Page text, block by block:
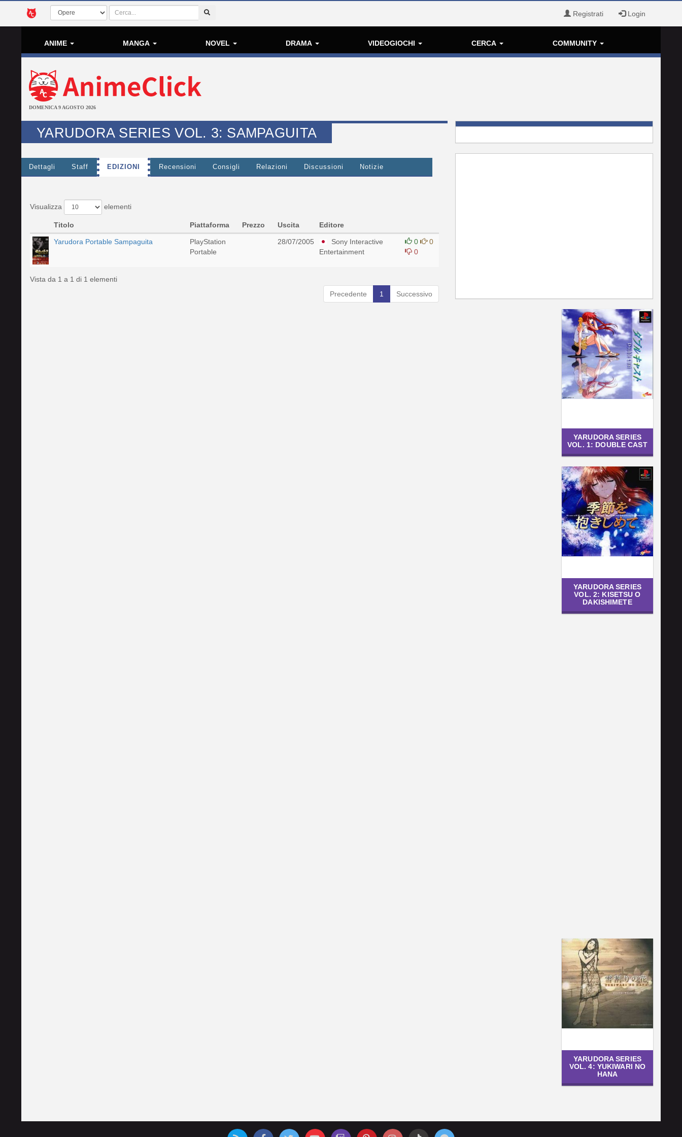
Registrati Login
ANIME MANGA NOVEL DRAMA VIDEOGIOCHI CERCA COMMUNITY
DOMENICA 9 AGOSTO 2026
YARUDORA SERIES VOL. 3: SAMPAGUITA
Dettagli Staff EDIZIONI Recensioni Consigli Relazioni Discussioni Notizie
Visualizza elementi
Titolo Piattaforma Prezzo Uscita Editore
Yarudora Portable Sampaguita
PlayStation
Portable
28/07/2005
Sony Interactive
Entertainment
0
0
0
Vista da 1 a 1 di 1 elementi
Precedente
1 Successivo
YARUDORA SERIES
VOL. 1: DOUBLE CAST
YARUDORA SERIES
VOL. 2: KISETSU O
DAKISHIMETE
YARUDORA SERIES
VOL. 4: YUKIWARI NO
HANA